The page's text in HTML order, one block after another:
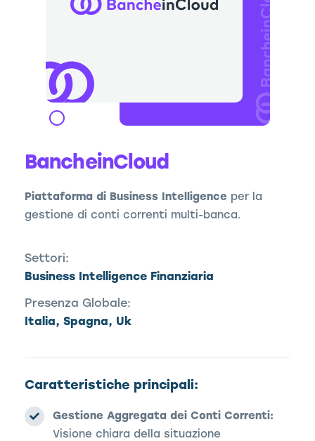
BancheinCloud
Piattaforma di Business Intelligence per la
gestione di conti correnti multi-banca.
Settori:
Business Intelligence Finanziaria
Presenza Globale:
Italia, Spagna, Uk
Caratteristiche principali:
Gestione Aggregata dei Conti Correnti:
Visione chiara della situazione